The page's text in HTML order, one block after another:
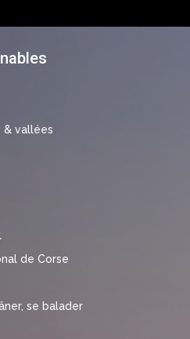
& vallées
de Corse
se balader